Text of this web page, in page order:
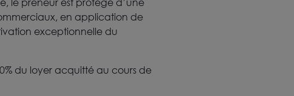
en application de
exceptionnelle du
du loyer acquitté au cours de